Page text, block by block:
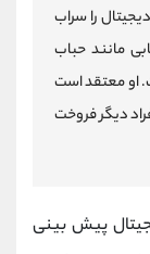
را سراب
مانند حباب
او معتقد است
دیگر فروخت
پیش بینی